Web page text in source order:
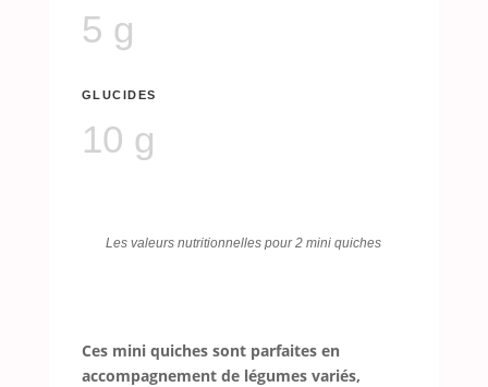
5 g
GLUCIDES
10 g
Les valeurs nutritionnelles pour 2 mini quiches
Ces mini quiches sont parfaites en
accompagnement de légumes variés,